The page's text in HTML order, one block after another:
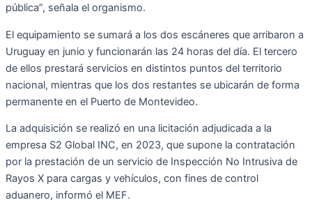
pública”, señala el organismo.
El equipamiento se sumará a los dos escáneres que arribaron a
Uruguay en junio y funcionarán las 24 horas del día. El tercero
de ellos prestará servicios en distintos puntos del territorio
nacional, mientras que los dos restantes se ubicarán de forma
permanente en el Puerto de Montevideo.
La adquisición se realizó en una licitación adjudicada a la
empresa S2 Global INC, en 2023, que supone la contratación
por la prestación de un servicio de Inspección No Intrusiva de
Rayos X para cargas y vehículos, con fines de control
aduanero, informó el MEF.